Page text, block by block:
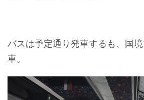
バスは予定通り発車するも、国
車。